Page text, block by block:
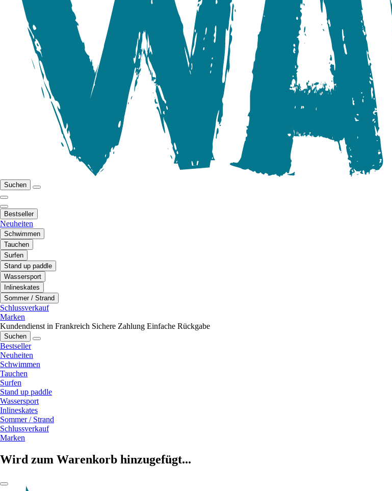
Suchen
Bestseller
Neuheiten
Schwimmen
Tauchen
Surfen
Stand up paddle
Wassersport
Inlineskates
Sommer / Strand
Schlussverkauf
Marken
Kundendienst in Frankreich Sichere Zahlung Einfache Rückgabe
Suchen
Bestseller
Neuheiten
Schwimmen
Tauchen
Surfen
Stand up paddle
Wassersport
Inlineskates
Sommer / Strand
Schlussverkauf
Marken
Wird zum Warenkorb hinzugefügt...